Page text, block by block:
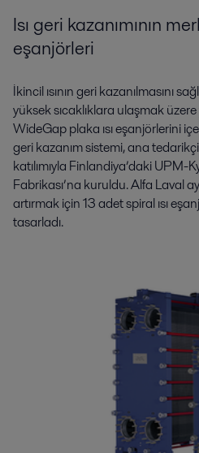
Isı geri kazanımının
eşanjörleri
İkincil ısının geri kazanılmasını
yüksek sıcaklıklara ulaşmak
WideGap plaka ısı eşanjörlerini
geri kazanım sistemi, ana tedarikçi
katılımıyla Finlandiya’daki UPM-
Fabrikası’na kuruldu. Alfa Laval
artırmak için 13 adet spiral ısı
tasarladı.